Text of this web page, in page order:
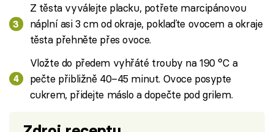
Z těsta vyválejte placku, potřete marcipánovou
náplní asi 3 cm od okraje, poklaďte ovocem a okraje
těsta přehněte přes ovoce.
Vložte do předem vyhřáté trouby na 190 °C a
pečte přibližně 40–45 minut. Ovoce posypte
cukrem, přidejte máslo a dopečte pod grilem.